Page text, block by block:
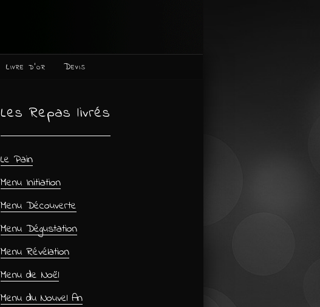
Livre d’or Devis
Les Repas livrés
Le Pain
Menu Initiation
Menu Découverte
Menu Dégustation
Menu Révélation
Menu de Noël
Menu du Nouvel An